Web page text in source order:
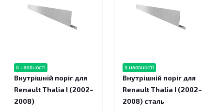
в наявності
Внутрішній поріг для
Renault Thalia I (2002–
2008)
в наявності
Внутрішній поріг для
Renault Thalia I (2002–
2008) сталь